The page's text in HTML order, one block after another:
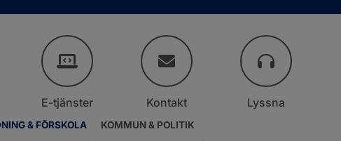
& FÖRSKOLA KOMMUN & POLITIK
E-tjänster Kontakt Lyssna